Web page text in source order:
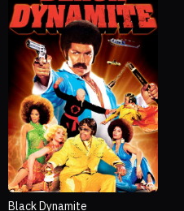
Black Dynamite